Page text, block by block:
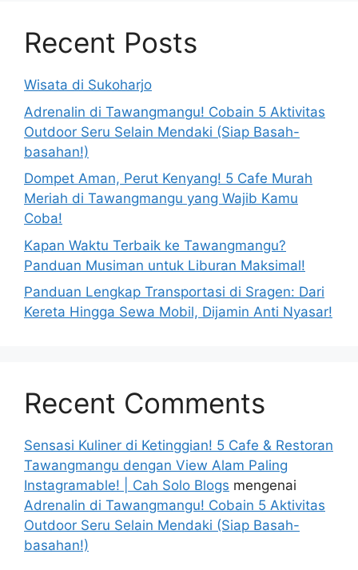
Recent Posts
Wisata di Sukoharjo
Adrenalin di Tawangmangu! Cobain 5 Aktivitas
Outdoor Seru Selain Mendaki (Siap Basah-
basahan!)
Dompet Aman, Perut Kenyang! 5 Cafe Murah
Meriah di Tawangmangu yang Wajib Kamu
Coba!
Kapan Waktu Terbaik ke Tawangmangu?
Panduan Musiman untuk Liburan Maksimal!
Panduan Lengkap Transportasi di Sragen: Dari
Kereta Hingga Sewa Mobil, Dijamin Anti Nyasar!
Recent Comments
Sensasi Kuliner di Ketinggian! 5 Cafe & Restoran
Tawangmangu dengan View Alam Paling
Instagramable! | Cah Solo Blogs mengenai
Adrenalin di Tawangmangu! Cobain 5 Aktivitas
Outdoor Seru Selain Mendaki (Siap Basah-
basahan!)